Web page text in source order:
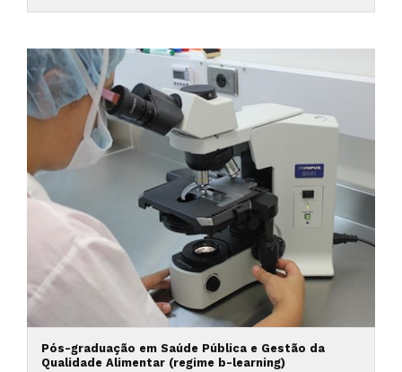
Pós-graduação em Saúde Pública e Gestão da
Qualidade Alimentar (regime b-learning)